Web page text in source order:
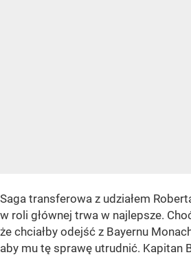
Saga transferowa z udziałem
w roli głównej trwa w najlepsze.
że chciałby odejść z Bayernu
aby mu tę sprawę utrudnić. Kapitan